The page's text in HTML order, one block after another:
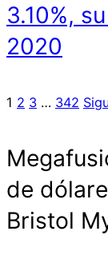
3.10%,
2020
1 2 3 … 342
de
Bristol